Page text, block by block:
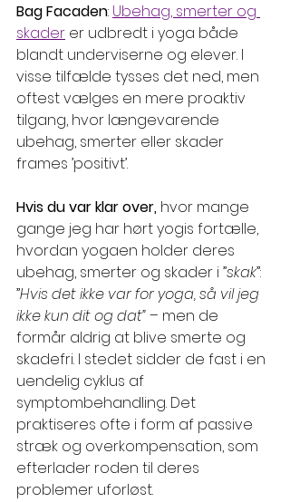
Bag Facaden: Ubehag, smerter og
skader er udbredt i yoga både
blandt underviserne og elever. I
visse tilfælde tysses det ned, men
oftest vælges en mere proaktiv
tilgang, hvor længevarende
ubehag, smerter eller skader
frames ’positivt’.
Hvis du var klar over, hvor mange
gange jeg har hørt yogis fortælle,
hvordan yogaen holder deres
ubehag, smerter og skader i ”skak”:
”Hvis det ikke var for yoga, så vil jeg
ikke kun dit og dat” – men de
formår aldrig at blive smerte og
skadefri. I stedet sidder de fast i en
uendelig cyklus af
symptombehandling. Det
praktiseres ofte i form af passive
stræk og overkompensation, som
efterlader roden til deres
problemer uforløst.